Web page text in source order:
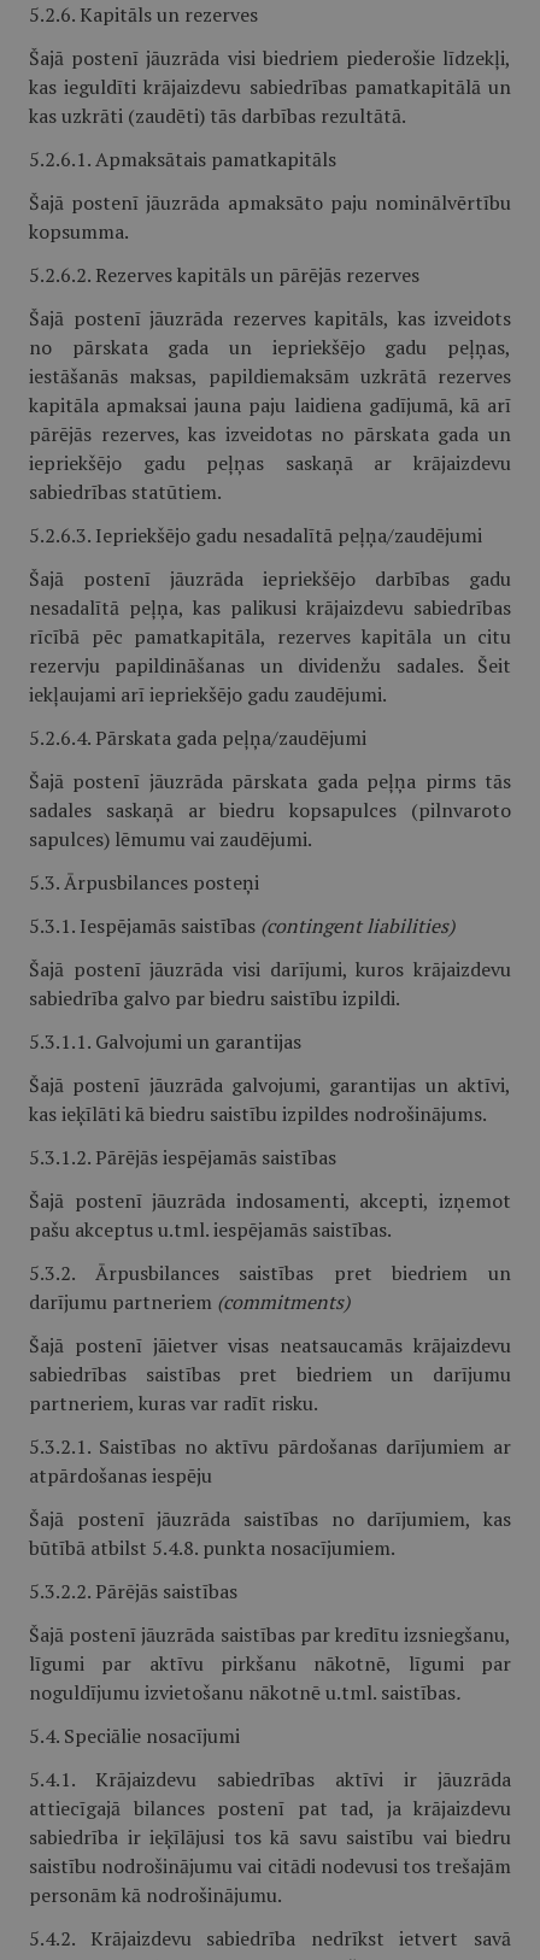
5.2.6. Kapitāls un rezerves
Šajā postenī jāuzrāda visi biedriem piederošie līdzekļi,
kas ieguldīti krājaizdevu sabiedrības pamatkapitālā un
kas uzkrāti (zaudēti) tās darbības rezultātā.
5.2.6.1. Apmaksātais pamatkapitāls
Šajā postenī jāuzrāda apmaksāto paju nominālvērtību
kopsumma.
5.2.6.2. Rezerves kapitāls un pārējās rezerves
Šajā postenī jāuzrāda rezerves kapitāls, kas izveidots
no pārskata gada un iepriekšējo gadu peļņas,
iestāšanās maksas, papildiemaksām uzkrātā rezerves
kapitāla apmaksai jauna paju laidiena gadījumā, kā arī
pārējās rezerves, kas izveidotas no pārskata gada un
iepriekšējo gadu peļņas saskaņā ar krājaizdevu
sabiedrības statūtiem.
5.2.6.3. Iepriekšējo gadu nesadalītā peļņa/zaudējumi
Šajā postenī jāuzrāda iepriekšējo darbības gadu
nesadalītā peļņa, kas palikusi krājaizdevu sabiedrības
rīcībā pēc pamatkapitāla, rezerves kapitāla un citu
rezervju papildināšanas un dividenžu sadales. Šeit
iekļaujami arī iepriekšējo gadu zaudējumi.
5.2.6.4. Pārskata gada peļņa/zaudējumi
Šajā postenī jāuzrāda pārskata gada peļņa pirms tās
sadales saskaņā ar biedru kopsapulces (pilnvaroto
sapulces) lēmumu vai zaudējumi.
5.3. Ārpusbilances posteņi
5.3.1. Iespējamās saistības (contingent liabilities)
Šajā postenī jāuzrāda visi darījumi, kuros krājaizdevu
sabiedrība galvo par biedru saistību izpildi.
5.3.1.1. Galvojumi un garantijas
Šajā postenī jāuzrāda galvojumi, garantijas un aktīvi,
kas ieķīlāti kā biedru saistību izpildes nodrošinājums.
5.3.1.2. Pārējās iespējamās saistības
Šajā postenī jāuzrāda indosamenti, akcepti, izņemot
pašu akceptus u.tml. iespējamās saistības.
5.3.2. Ārpusbilances saistības pret biedriem un
darījumu partneriem (commitments)
Šajā postenī jāietver visas neatsaucamās krājaizdevu
sabiedrības saistības pret biedriem un darījumu
partneriem, kuras var radīt risku.
5.3.2.1. Saistības no aktīvu pārdošanas darījumiem ar
atpārdošanas iespēju
Šajā postenī jāuzrāda saistības no darījumiem, kas
būtībā atbilst 5.4.8. punkta nosacījumiem.
5.3.2.2. Pārējās saistības
Šajā postenī jāuzrāda saistības par kredītu izsniegšanu,
līgumi par aktīvu pirkšanu nākotnē, līgumi par
noguldījumu izvietošanu nākotnē u.tml. saistības.
5.4. Speciālie nosacījumi
5.4.1. Krājaizdevu sabiedrības aktīvi ir jāuzrāda
attiecīgajā bilances postenī pat tad, ja krājaizdevu
sabiedrība ir ieķīlājusi tos kā savu saistību vai biedru
saistību nodrošinājumu vai citādi nodevusi tos trešajām
personām kā nodrošinājumu.
5.4.2. Krājaizdevu sabiedrība nedrīkst ietvert savā